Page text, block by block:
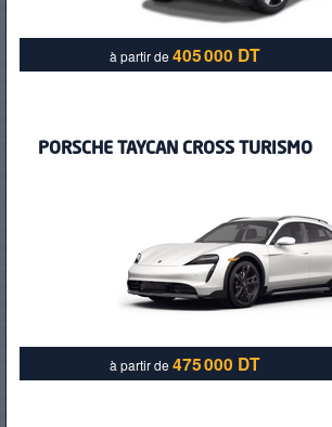
à partir de 405 000 DT
PORSCHE TAYCAN CROSS TURISMO
à partir de 475 000 DT